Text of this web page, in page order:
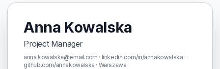
Anna Kowalska
Project Manager
anna.kowalska@email.com · linkedin.com/in/annakowalska ·
github.com/annakowalska · Warszawa